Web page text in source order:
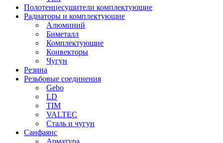
Полотенцесушители комплектующие
Радиаторы и комплектующие
Алюминий
Биметалл
Комплектующие
Конвекторы
Чугун
Резина
Резьбовые соединения
Gebo
LD
TIM
VALTEC
Сталь и чугун
Санфаянс